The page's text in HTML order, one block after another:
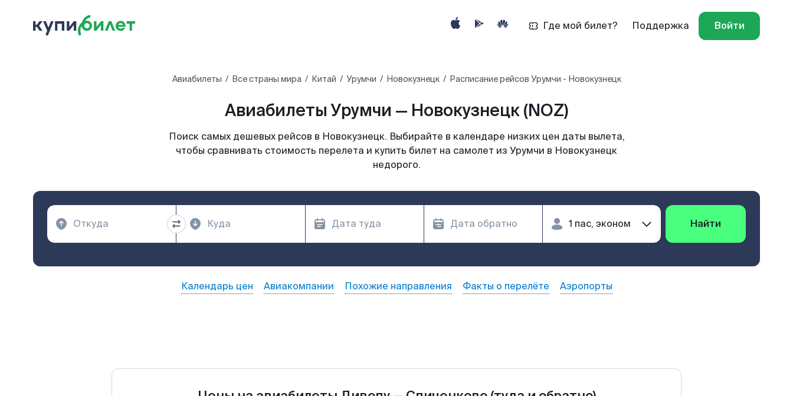
Где мой билет? Поддержка Войти
Авиабилеты Все страны мира Китай Урумчи Новокузнецк Расписание рейсов Урумчи - Новокузнецк
Авиабилеты Урумчи — Новокузнецк (NOZ)
Поиск самых дешевых рейсов в Новокузнецк. Выбирайте в календаре низких цен даты вылета,
чтобы сравнивать стоимость перелета и купить билет на самолет из Урумчи в Новокузнецк
недорого.
Найти
Календарь цен Авиакомпании Похожие направления Факты о перелёте Аэропорты